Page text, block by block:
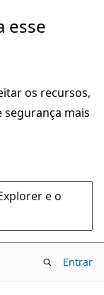
esse
os recursos,
segurança mais
e o
Entrar